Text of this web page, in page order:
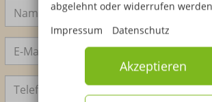
abgelehnt oder widerrufen
Impressum
Datenschutz
Akzeptieren